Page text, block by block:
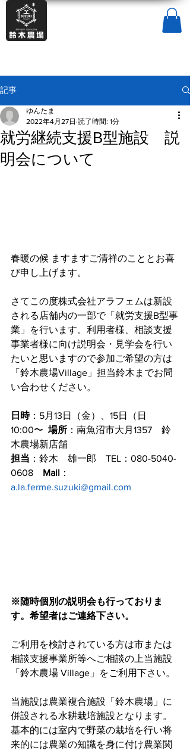
記事
就労継続支援B型施設 説
明会について
ゆんたま
2022年4月27日 読了時間: 1分
春暖の候 ますますご清祥のこととお喜
び申し上げます。
さてこの度株式会社アラフェムは新設
される店舗内の一部で「就労支援B型事
業」を行います。利用者様、相談支援
事業者様に向け説明会・見学会を行い
たいと思いますので参加ご希望の方は
「鈴木農場Village」担当鈴木までお問
い合わせください。
日時：5月13日（金）、15日（日
10:00〜 場所 ：南魚沼市大月1357　鈴
木農場新店舗
担当 ：鈴木　雄一郎　TEL：080-5040-
0608 Mail ：
a.la.ferme.suzuki@gmail.com
※随時個別の説明会も行っておりま
す。希望者はご連絡下さい。
ご利用を検討されている方は市または
相談支援事業所等へご相談の上当施設
「鈴木農場 Village」をご利用下さい。
当施設は農業複合施設「鈴木農場」に
併設される水耕栽培施設となります。
基本的には室内で野菜の栽培を行い将
来的には農業の知識を身に付け農業関